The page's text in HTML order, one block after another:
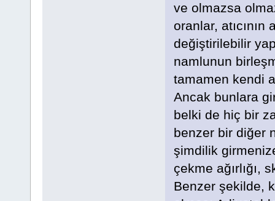
ve olmazsa
oranlar, atıcının
değiştirilebilir
namlunun
tamamen kendi
Ancak bunlara
belki de hiç bir
benzer bir diğer
şimdilik
çekme ağırlığı,
Benzer şekilde,